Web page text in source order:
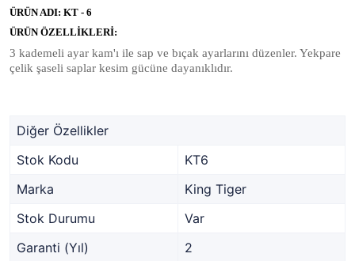
ÜRÜN ADI: KT - 6
ÜRÜN ÖZELLİKLERİ:
3 kademeli ayar kam'ı ile sap ve bıçak ayarlarını düzenler. Yekpare
çelik şaseli saplar kesim gücüne dayanıklıdır.
Diğer Özellikler
Stok Kodu
KT6
Marka
King Tiger
Stok Durumu
Var
Garanti (Yıl)
2